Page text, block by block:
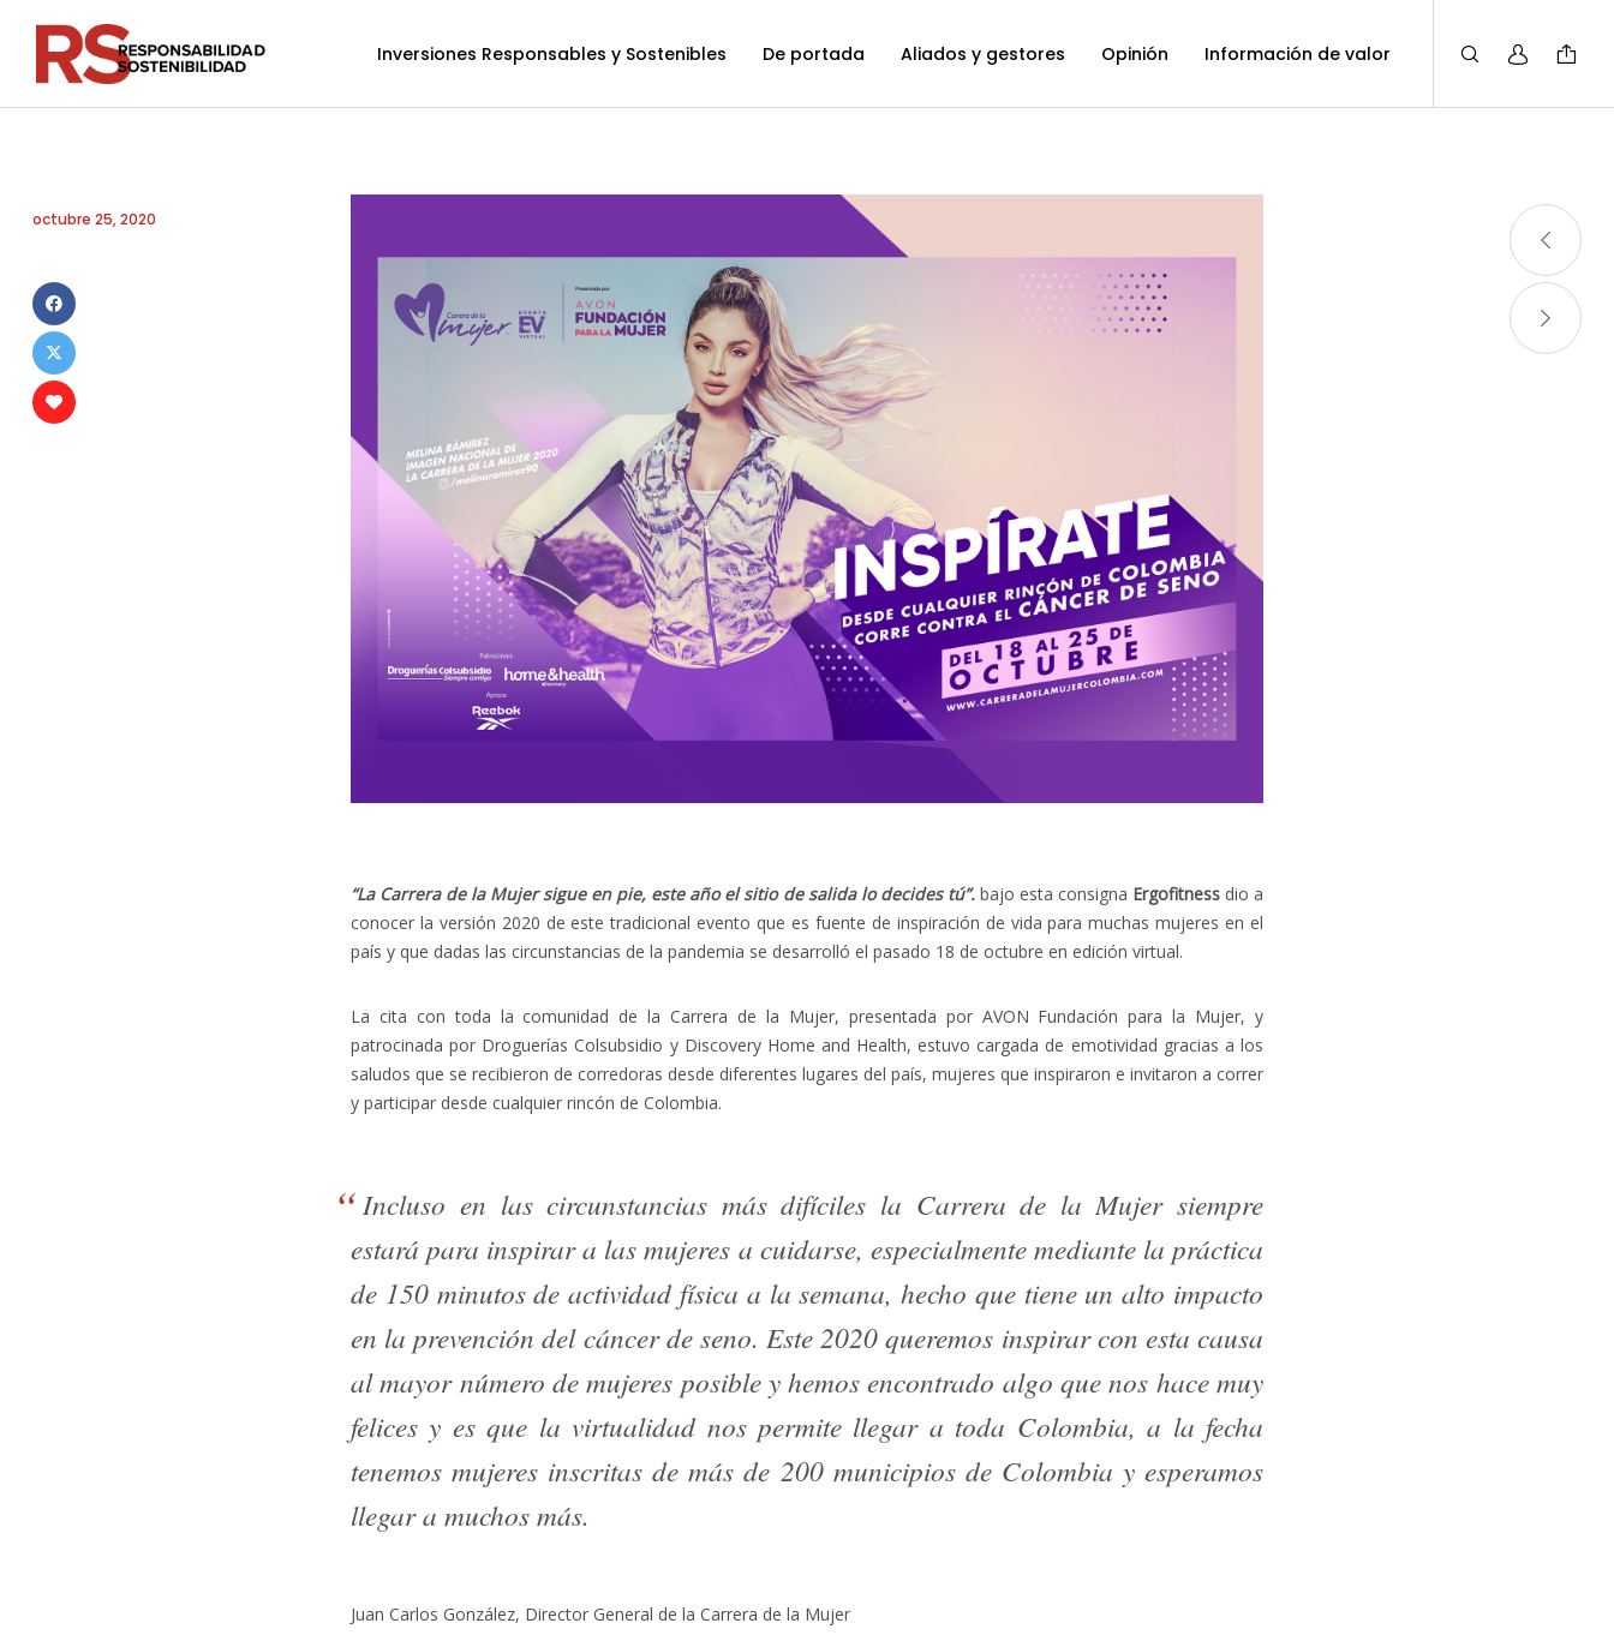
Inversiones Responsables y Sostenibles De portada Aliados y gestores Opinión Información de valor
“La Carrera de la Mujer sigue en pie, este año el sitio de salida lo decides tú”.bajo esta consigna Ergofitnessdio a
conocer la versión 2020 de este tradicional evento que es fuente de inspiración de vida para muchas mujeres en el
país y que dadas las circunstancias de la pandemia se desarrolló el pasado 18 de octubre en edición virtual.
La cita con toda la comunidad de la Carrera de la Mujer, presentada por AVON Fundación para la Mujer, y
patrocinada por Droguerías Colsubsidio y Discovery Home and Health, estuvo cargada de emotividad gracias a los
saludos que se recibieron de corredoras desde diferentes lugares del país, mujeres que inspiraron e invitaron a correr
y participar desde cualquier rincón de Colombia.
Incluso en las circunstancias más difíciles la Carrera de la Mujer siempre
estará para inspirar a las mujeres a cuidarse, especialmente mediante la práctica
de 150 minutos de actividad física a la semana, hecho que tiene un alto impacto
en la prevención del cáncer de seno. Este 2020 queremos inspirar con esta causa
al mayor número de mujeres posible y hemos encontrado algo que nos hace muy
felices y es que la virtualidad nos permite llegar a toda Colombia, a la fecha
tenemos mujeres inscritas de más de 200 municipios de Colombia y esperamos
llegar a muchos más.
Juan Carlos González, Director General de la Carrera de la Mujer
octubre 25, 2020